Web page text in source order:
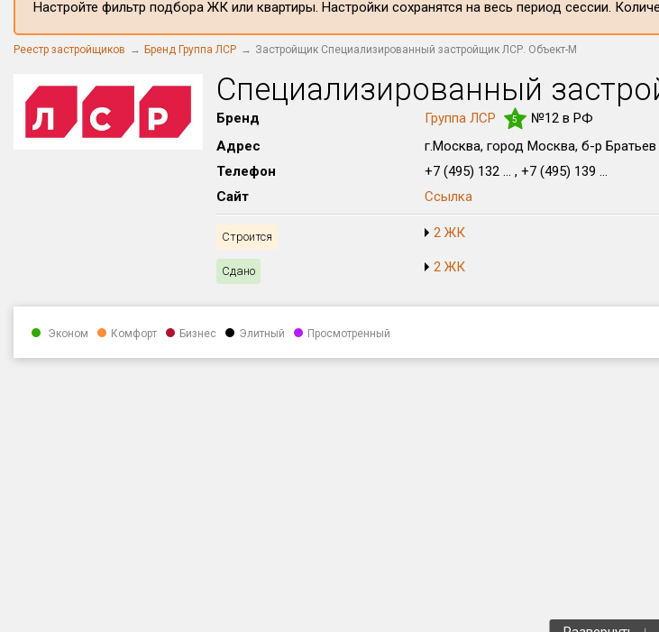
Настройте фильтр подбора ЖК или квартиры. Настройки сохранятся на весь период сессии.
Реестр застройщиков Бренд Группа ЛСР Застройщик Специализированный застройщик ЛСР. Объект-М
Специализированный
Бренд
Группа ЛСР 5
№12 в РФ
Адрес
г.Москва, город Москва, б-р
Телефон
+7 (495) 132 ... , +7 (495) 139 ...
Сайт
Ссылка
Строится 2 ЖК
Сдано 2 ЖК
Эконом Комфорт Бизнес Элитный Просмотренный